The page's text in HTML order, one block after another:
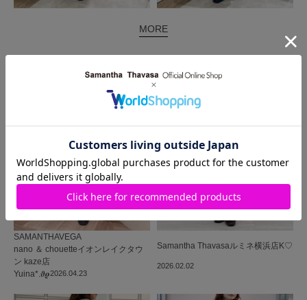
MORE
2026.04.23
SAMANTHAVEGA
nano ＆ chouetteイオンレイクタウ
ン kaze店
Yuina*.𝝑𝝔
2026.02.02
Samantha Thavasa ルミネ横浜店K♡